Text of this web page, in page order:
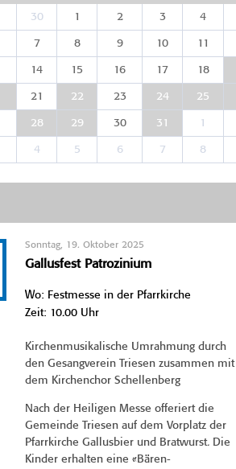
30 1 2 3 4
7 8 9 10 11
14 15 16 17 18
21 22 23 24 25
28 29 30 31 1
4 5 6 7 8
Sonntag, 19. Oktober 2025
Gallusfest Patrozinium
Wo: Festmesse in der Pfarrkirche
Zeit: 10.00 Uhr
Kirchenmusikalische Umrahmung durch
den Gesangverein Triesen zusammen mit
dem Kirchenchor Schellenberg
Nach der Heiligen Messe offeriert die
Gemeinde Triesen auf dem Vorplatz der
Pfarrkirche Gallusbier und Bratwurst. Die
Kinder erhalten eine «Bären-